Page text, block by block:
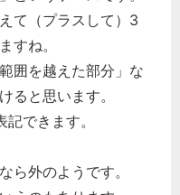
て（プラスして）3
すね。
囲を越えた部分」な
ると思います。
できます。
ら外のようです。